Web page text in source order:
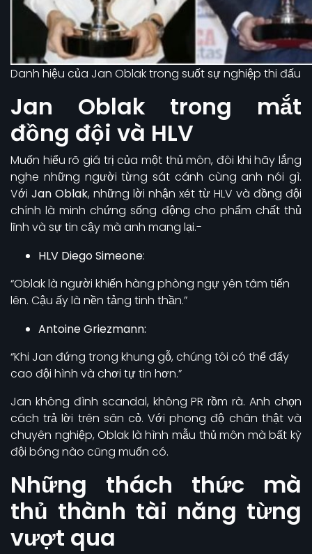
Danh hiệu của Jan Oblak trong suốt sự nghiệp thi đấu
Jan Oblak trong mắt
đồng đội và HLV
Muốn hiểu rõ giá trị của một thủ môn, đôi khi hãy lắng
nghe những người từng sát cánh cùng anh nói gì.
Với Jan Oblak, những lời nhận xét từ HLV và đồng đội
chính là minh chứng sống động cho phẩm chất thủ
lĩnh và sự tin cậy mà anh mang lại.-
HLV Diego Simeone:
“Oblak là người khiến hàng phòng ngự yên tâm tiến
lên. Cậu ấy là nền tảng tinh thần.”
Antoine Griezmann:
“Khi Jan đứng trong khung gỗ, chúng tôi có thể đẩy
cao đội hình và chơi tự tin hơn.”
Jan không đình scandal, không PR rồm rà. Anh chọn
cách trả lời trên sân cỏ. Với phong độ chân thật và
chuyên nghiệp, Oblak là hình mẫu thủ môn mà bất kỳ
đội bóng nào cũng muốn có.
Những thách thức mà
thủ thành tài năng từng
vượt qua